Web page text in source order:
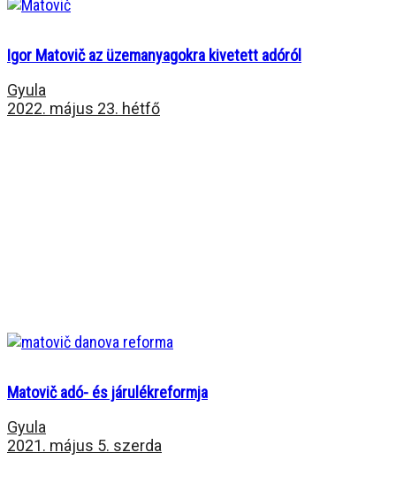
Igor Matovič az üzemanyagokra kivetett adóról
Gyula
2022. május 23. hétfő
Matovič adó- és járulékreformja
Gyula
2021. május 5. szerda